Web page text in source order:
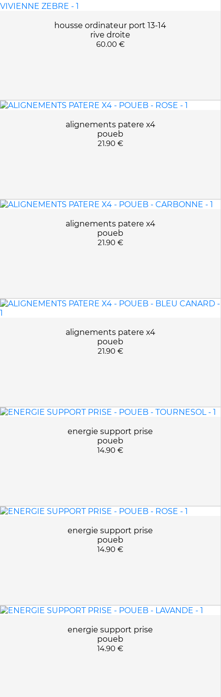
housse ordinateur port 13-14
rive droite
60.00 €
alignements patere x4
poueb
21.90 €
alignements patere x4
poueb
21.90 €
alignements patere x4
poueb
21.90 €
energie support prise
poueb
14.90 €
energie support prise
poueb
14.90 €
energie support prise
poueb
14.90 €